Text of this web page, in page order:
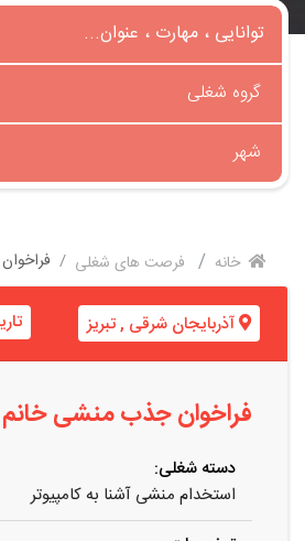
گروه شغلی
شهر
خانه فرصت های شغلی
آذربایجان شرقی ,تبریز
فراخوان جذب منشی خانم
دسته شغلی:
استخدام منشی آشنا به کامپیوتر